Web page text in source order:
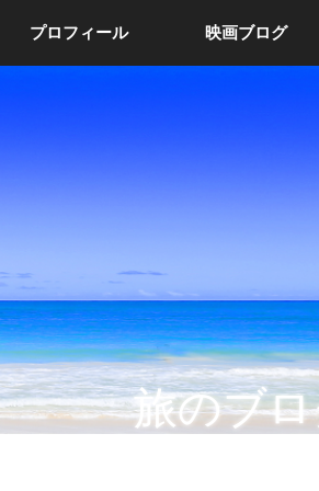
プロフィール 映画ブログ
旅のブ